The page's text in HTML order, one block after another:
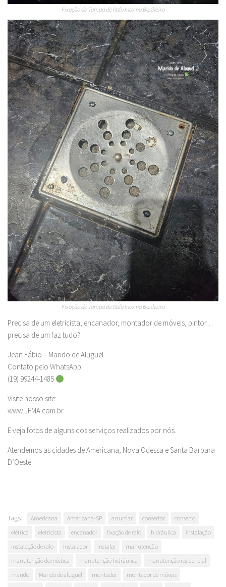
Fixação de Tampa de Ralo Inox no Banheiro
Fixação de Tampa de Ralo Inox no Banheiro
Precisa de um eletricista, encanador, montador de móveis, pintor…
precisa de um faz tudo?
Jean Fábio – Marido de Aluguel
Contato pelo WhatsApp
(19) 99244-1485
Visite nosso site:
www.JFMA.com.br
E veja fotos de alguns dos serviços realizados por nós.
Atendemos as cidades de Americana, Nova Odessa e Santa Barbara
D’Oeste.
Tags: Americana Americana-SP arrumar consertar
conserto
elétrica
eletricista encanador fixação de ralo hidráulica
instalação
instalação de ralo
Instalador instalar
manutenção
manutenção doméstica
manutenção hidráulica
manutenção residencial
marido
Marido de aluguel montador
montador de móveis